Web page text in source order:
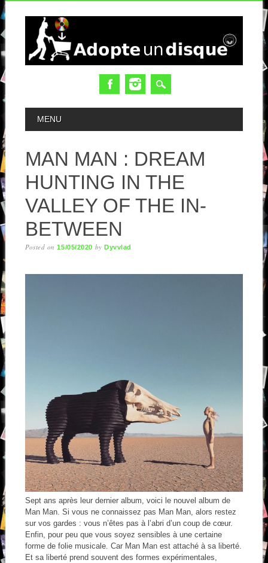
MAIN MENU
MENU
MAN MAN : DREAM
HUNTING IN THE
VALLEY OF THE IN-
BETWEEN
Posted on15/05/2020 byDyvvlad
Sept ans après leur dernier album, voici le nouvel album de
Man Man. Si vous ne connaissez pas Man Man, alors restez
sur vos gardes : vous n’êtes pas à l’abri d’un coup de cœur.
Enfin, pour peu que vous soyez sensibles à une certaine
forme de folie musicale. Car Man Man est attaché à sa liberté.
Et sa liberté prend souvent des formes expérimentales,